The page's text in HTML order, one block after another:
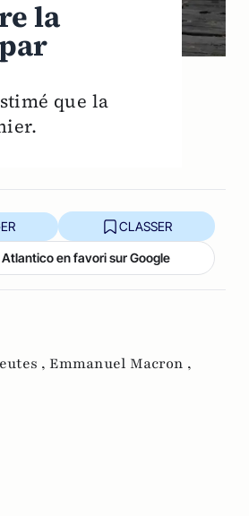
la
que la
CLASSER
en favori sur Google
, Emmanuel Macron ,